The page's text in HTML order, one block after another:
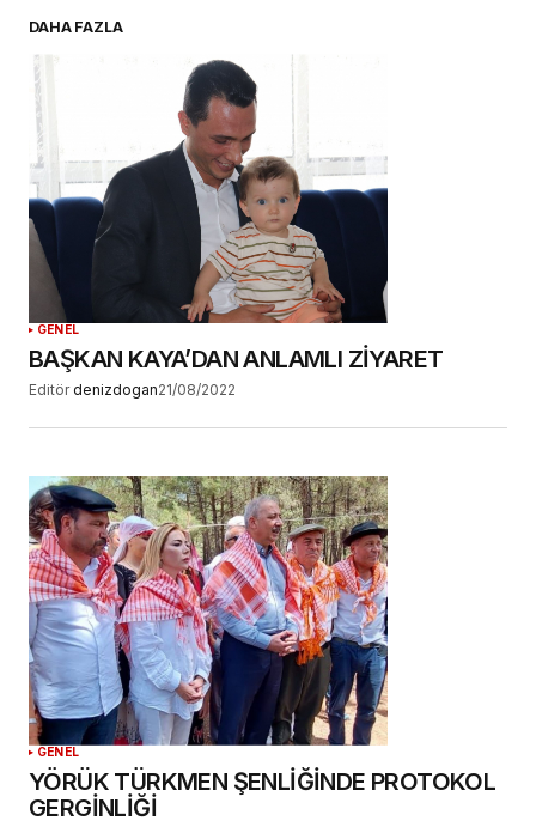
Daha sonraki yorumlarımda kullanılması için
adım, e-posta adresim ve site adresim bu
tarayıcıya kaydedilsin.
YORUM GÖNDER
DAHA FAZLA
GENEL
BAŞKAN KAYA’DAN ANLAMLI ZİYARET
Editör denizdogan21/08/2022
GENEL
YÖRÜK TÜRKMEN ŞENLİĞİNDE PROTOKOL
GERGİNLİĞİ